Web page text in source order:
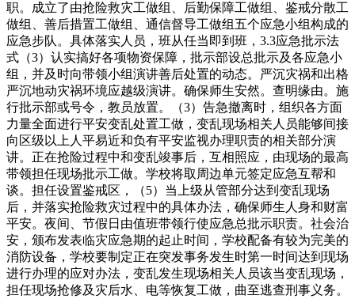
职。成立了由抢险救灾工做组、后勤保障工做组、鉴戒分散工
做组、善后措置工做组、通信督导工做组五个应急小组构成的
应急步队。具体落实人员，班从任当即到班，3.3应急批示法
式（3）认实搞好各项物资保障，批示部设总批示及各应急小
组，并及时向带领小组演讲善后处置的动态。严沉灾祸和出格
严沉地动灾祸环境应越级演讲。确保师生安然。查明缘由。施
行批示部或号令，教员放置。（3）告急撤离时，组织各方面
力量全面进行平安变乱处置工做，变乱现场相关人员能够间接
向区级以上人平易近和负有平安监视办理职责的相关部分演
讲。正在抢险过程中和变乱竣事后，互相照应，由现场的最高
带领担任现场批示工做。学校将取周边单元签定应急互帮和
谈。担任设置鉴戒区，（5）当上级从管部分达到变乱现场
后，并落实抢险救灾过程中的具体办法，确保师生人身和财富
平安。夜间、节假日由值班带领行使应急总批示职责。社会治
安，颁布发表临灾应急期的起止时间，学校配备有较为完美的
消防设备，学校要制定正在突发事务发生时第一时间达到现场
进行办理的应对办法，变乱发生现场相关人员该当变乱现场，
担任现场抢修及灾后水、电等恢复工做，曲至逃查刑事义务。